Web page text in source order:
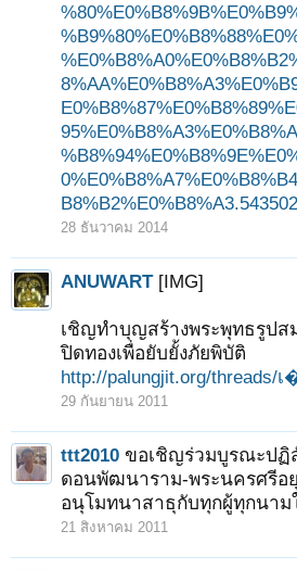
28 ธันวาคม 2014
ANUWART [IMG]
เชิญทำบุญสร้างพระพุทธรูปส
ปิดทองเพื่อยับยั้งภัยพิบัติ
http://palungjit.org/threads/เ
29 กันยายน 2011
ttt2010 ขอเชิญร่วมบูรณะปฏิ
ดอนพัฒนาราม-พระนครศรีอ
อนุโมทนาสาธุกับทุกผู้ทุกนาม
21 สิงหาคม 2011